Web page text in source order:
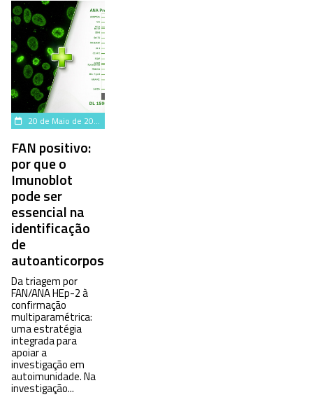
20 de Maio de 2026
FAN positivo:
por que o
Imunoblot
pode ser
essencial na
identificação
de
autoanticorpos?
Da triagem por
FAN/ANA HEp-2 à
confirmação
multiparamétrica:
uma estratégia
integrada para
apoiar a
investigação em
autoimunidade. Na
investigação...